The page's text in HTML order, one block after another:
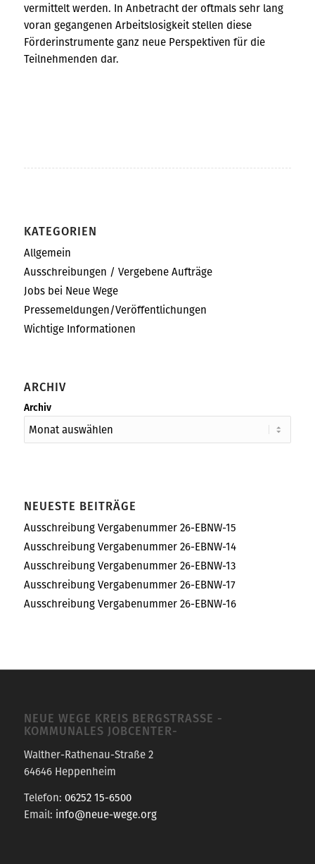
vermittelt werden. In Anbetracht der oftmals sehr lang
voran gegangenen Arbeitslosigkeit stellen diese
Förderinstrumente ganz neue Perspektiven für die
Teilnehmenden dar.
KATEGORIEN
Allgemein
Ausschreibungen / Vergebene Aufträge
Jobs bei Neue Wege
Pressemeldungen/Veröffentlichungen
Wichtige Informationen
ARCHIV
Archiv
NEUESTE BEITRÄGE
Ausschreibung Vergabenummer 26-EBNW-15
Ausschreibung Vergabenummer 26-EBNW-14
Ausschreibung Vergabenummer 26-EBNW-13
Ausschreibung Vergabenummer 26-EBNW-17
Ausschreibung Vergabenummer 26-EBNW-16
NEUE WEGE KREIS BERGSTRASSE -K
OMMUNALES JOBCENTER-
Walther-Rathenau-Straße 2
64646 Heppenheim
Telefon: 06252 15-6500
Email: info@neue-wege.org